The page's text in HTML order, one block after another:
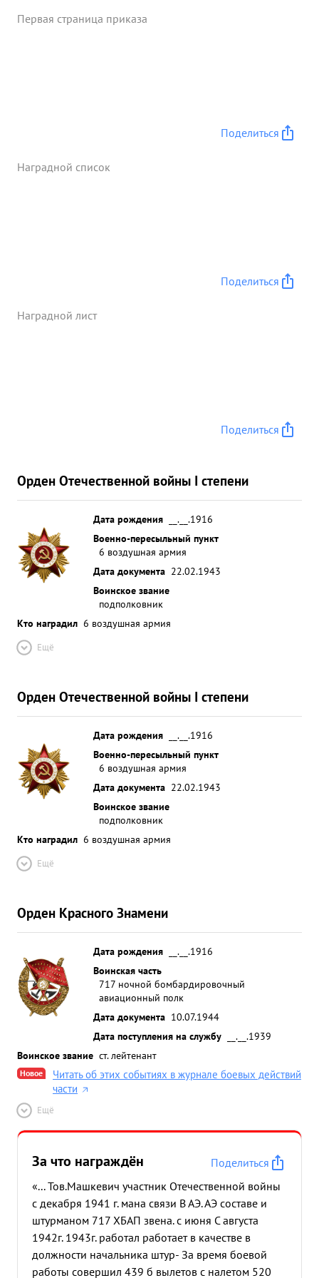
Первая страница приказа
Поделиться
Наградной список
Поделиться
Наградной лист
Поделиться
Орден Отечественной войны I степени
Дата рождения
__.__.1916
Военно-пересыльный пункт
6 воздушная армия
Дата документа 22.02.1943
Воинское звание
подполковник
Кто наградил 6 воздушная армия
Ещё
Орден Отечественной войны I степени
Дата рождения
__.__.1916
Военно-пересыльный пункт
6 воздушная армия
Дата документа 22.02.1943
Воинское звание
подполковник
Кто наградил 6 воздушная армия
Ещё
Орден Красного Знамени
Дата рождения
__.__.1916
Воинская часть
717 ночной бомбардировочный
авиационный полк
Дата документа 10.07.1944
Дата поступления на службу
__.__.1939
Воинское звание ст. лейтенант
Новое
Читать об этих событиях в журнале боевых действий
части
Ещё
За что награждён
Поделиться
«... Тов.Машкевич участник Отечественной войны
с декабря 1941 г. мана связи В АЭ. АЭ составе и
штурманом 717 ХБАП звена. с июня С августа
1942г. 1943г. работал работает в качестве в
должности начальника штур- За время боевой
работы совершил 439 б вылетов с налетом 520